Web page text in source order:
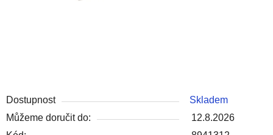
Dostupnost
Skladem
Můžeme doručit do:
12.8.2026